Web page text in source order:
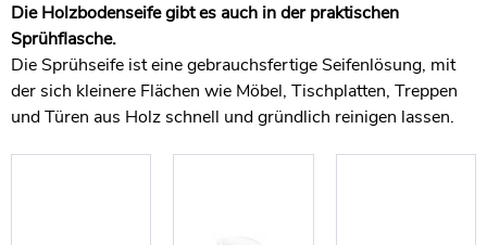
Die Holzbodenseife gibt es auch in der praktischen
Sprühflasche.
Die Sprühseife ist eine gebrauchsfertige Seifenlösung, mit
der sich kleinere Flächen wie Möbel, Tischplatten, Treppen
und Türen aus Holz schnell und gründlich reinigen lassen.